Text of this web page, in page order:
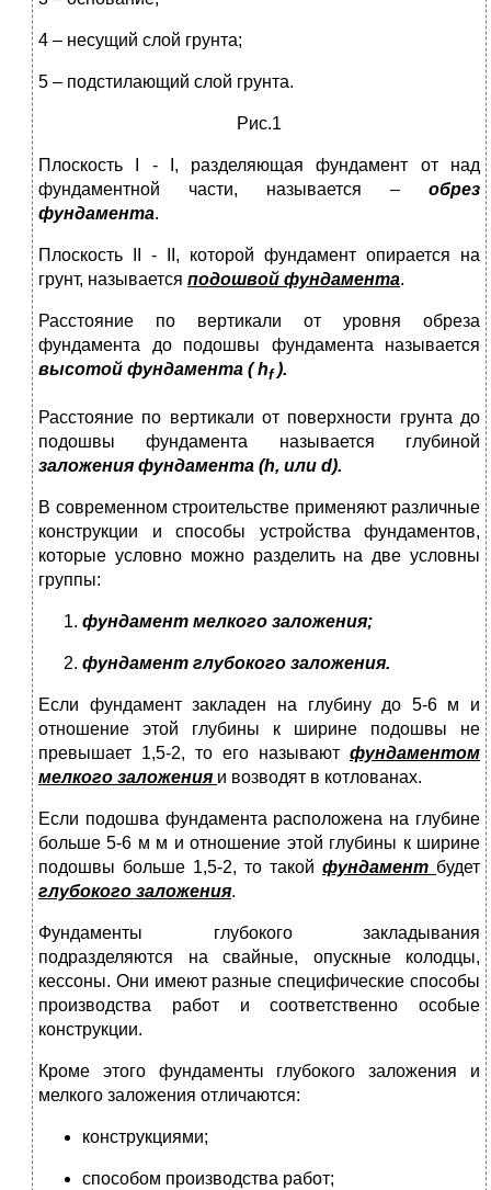
4 – несущий слой грунта;
5 – подстилающий слой грунта.
Рис.1
Плоскость І - І, разделяющая фундамент от над
фундаментной части, называется – обрез
фундамента.
Плоскость ІІ - ІІ, которой фундамент опирается на
грунт, называется подошвой фундамента.
Расстояние по вертикали от уровня обреза
фундамента до подошвы фундамента называется
высотой фундамента ( hf).
Расстояние по вертикали от поверхности грунта до
подошвы фундамента называется глубиной
заложения фундамента (h, или d).
В современном строительстве применяют различные
конструкции и способы устройства фундаментов,
которые условно можно разделить на две условны
группы:
фундамент мелкого заложения;
фундамент глубокого заложения.
Если фундамент закладен на глубину до 5-6 м и
отношение этой глубины к ширине подошвы не
превышает 1,5-2, то его называют фундаментом
мелкого заложения и возводят в котлованах.
Если подошва фундамента расположена на глубине
больше 5-6 м м и отношение этой глубины к ширине
подошвы больше 1,5-2, то такой фундамент будет
глубокого заложения.
Фундаменты глубокого закладывания
подразделяются на свайные, опускные колодцы,
кессоны. Они имеют разные специфические способы
производства работ и соответственно особые
конструкции.
Кроме этого фундаменты глубокого заложения и
мелкого заложения отличаются:
конструкциями;
способом производства работ;